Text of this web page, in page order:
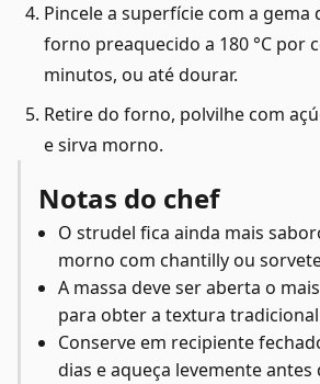
Pincele a superfície com a gema
forno preaquecido a 180 °C por
minutos, ou até dourar.
Retire do forno, polvilhe com
e sirva morno.
Notas do chef
O strudel fica ainda mais
morno com chantilly ou
A massa deve ser aberta o
para obter a textura
Conserve em recipiente
dias e aqueça levemente antes